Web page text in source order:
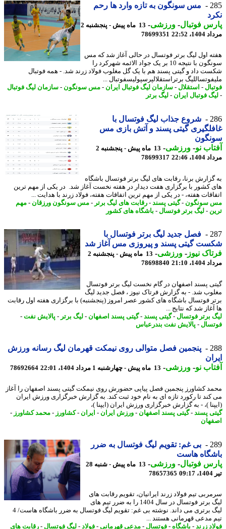
مس سونگون به تازه وارد ها رحم
فوتبال-ورزشی-
13 ماه پیش - پنجشنبه 2
22:52
78699351
اول لیگ برتر فوتسال در حالی آغاز شد که مس
سونگون با نتیجه 10 بر یک جواد الائمه شهرکرد را
داد و گیتی پسند هم با یک گل مغلوب فولاد زرند شد. - همه فوتبال
برتراستقلالپرسپولیسفوتبال ...
-استقلال-سازمان لیگ فوتبال ایران - مس سونگون-سازمان لیگ فوتبال
فوتبال ایران - لیگ برتر
شروع جذاب لیگ فوتسال با
گیتی پسند و آتش بازی مس
نو- ورزشی-
13 ماه پیش - پنجشنبه 2
22:46
78699317
برنا، رقابت های لیگ برتر فوتسال باشگاه
کشور با برگزاری هفت دیدار در هفته نخست آغاز شد. در یکی از مهم ترین
هفته، - در یکی از مهم ترین اتفاقات هفته، فولاد زرند با هدایت ...
سونگون-گیتی پسند-رقابت های لیگ برتر - مس سونگون ورزقان -مهم
- لیگ برتر فوتسال-باشگاه های کشور
فصل جدید لیگ برتر فوتسال با
گیتی پسند و پیروزی مس آغاز شد
نیوز-ورزشی-
13 ماه پیش - پنجشنبه 2
21:10
78698840
پسند اصفهان در گام نخست لیگ برتر فوتسال
شد. - به گزارش فرتاک نیوز ، فصل جدید لیگ
فوتسال باشگاه های کشور عصر امروز (پنجشنبه) با برگزاری هفته اول رقابت
شد که نتایج ...
برتر فوتسال-گیتی پسند-گیتی پسند اصفهان-لیگ برتر - پالایش نفت -
-پالایش نفت بندرعباس
پنجمین فصل متوالی روی نیمکت قهرمان لیگ رسانه ورزش
نو- ورزشی-13 ماه پیش - چهارشنبه 1 مرداد 1404، 22:01 78692664
کشاورز پنجمین فصل پیاپی حضورش روی نیمکت گیتی پسند اصفهان را آغاز
تا رکورد تازه ای به نام خود ثبت کند. به گزارش خبرگزاری ورزش ایران
)، - به گزارش خبرگزاری ورزش ایران (ایپنا )،
پسند-گیتی پسند اصفهان-ورزش ایران - ایران - کشاورز-محمد کشاورز-
بی غم: تقویم لیگ فوتسال به ضرر
هاست
فوتبال-ورزشی-
13 ماه پیش - شنبه 28
78657365
تیم فولاد زرند ایرانیان، تقویم رقابت های
لیگ برتر فوتسال در سال 1404 را به ضرر تیم های
لیگ برتری می داند. نوشته بی غم: تقویم لیگ فوتسال به ضرر باشگاه هاست/ 4
مدعی قهرمانی هستند ...
زرند - باشگاه-فوتسال-مدعی قهرمانی-فولاد-لیگ فوتسال-رقابت های